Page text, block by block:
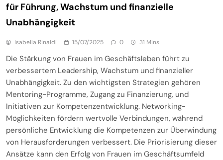
für Führung, Wachstum und finanzielle
Unabhängigkeit
Isabella Rinaldi 15/07/2025 0 31 Mins
Die Stärkung von Frauen im Geschäftsleben führt zu
verbessertem Leadership, Wachstum und finanzieller
Unabhängigkeit. Zu den wichtigsten Strategien gehören
Mentoring-Programme, Zugang zu Finanzierung, und
Initiativen zur Kompetenzentwicklung. Networking-
Möglichkeiten fördern wertvolle Verbindungen, während
persönliche Entwicklung die Kompetenzen zur Überwindung
von Herausforderungen verbessert. Die Priorisierung dieser
Ansätze kann den Erfolg von Frauen im Geschäftsumfeld